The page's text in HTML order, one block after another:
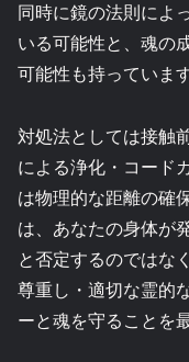
同時に鏡の法則によ
いる可能性と、魂の
可能性も持っています
対処法としては接触
による浄化・コード
は物理的な距離の確
は、あなたの身体が
と否定するのではな
尊重し・適切な霊的
ーと魂を守ることを